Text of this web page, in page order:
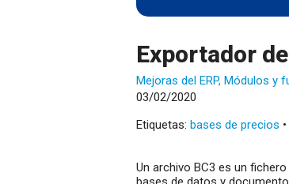
Exportador
Mejoras del ERP, Módulos y
03/02/2020
Etiquetas: bases de precios •
Un archivo BC3 es un